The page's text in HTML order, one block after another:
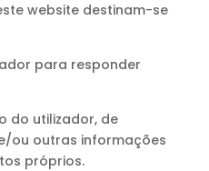
website destinam-se
para responder
do utilizador, de
ou outras informações
próprios.